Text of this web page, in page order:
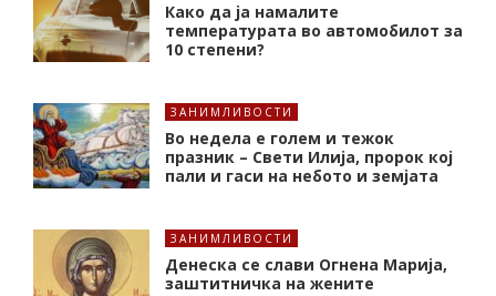
Како да ја намалите
температурата во автомобилот за
10 степени?
ЗАНИМЛИВОСТИ
Во недела е голем и тежок
празник – Свети Илија, пророк кој
пали и гаси на небото и земјата
ЗАНИМЛИВОСТИ
Денеска се слави Огнена Марија,
заштитничка на жените